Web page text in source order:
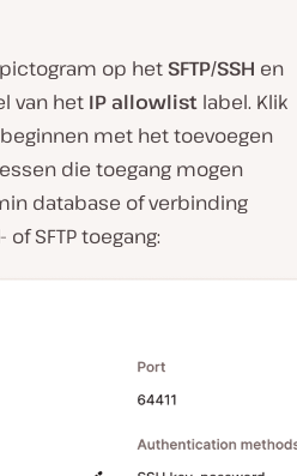
op het SFTP/SSH en
van het IP allowlist label. Klik
met het toevoegen
die toegang mogen
database of verbinding
SFTP toegang: